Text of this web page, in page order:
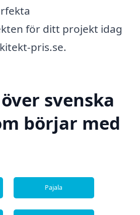
för ditt projekt idag
pris.se.
svenska
börjar med
Pajala